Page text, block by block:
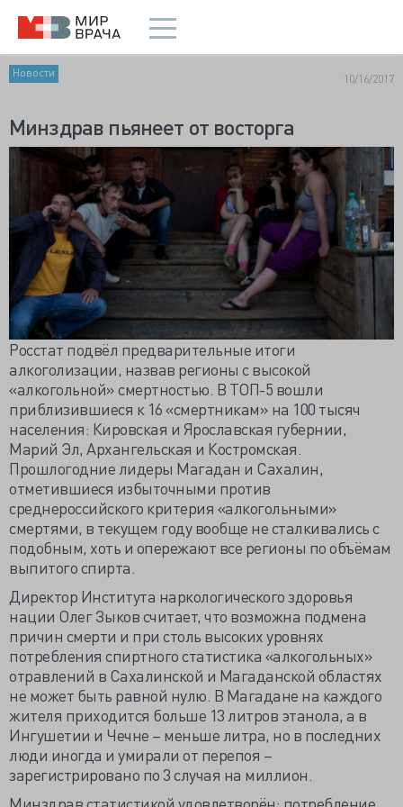
Новости 10/16/2017
Минздрав пьянеет от восторга
Росстат подвёл предварительные итоги
алкоголизации, назвав регионы с высокой
«алкогольной» смертностью. В ТОП-5 вошли
приблизившиеся к 16 «смертникам» на 100 тысяч
населения: Кировская и Ярославская губернии,
Марий Эл, Архангельская и Костромская.
Прошлогодние лидеры Магадан и Сахалин,
отметившиеся избыточными против
среднероссийского критерия «алкогольными»
смертями, в текущем году вообще не сталкивались с
подобным, хоть и опережают все регионы по объёмам
выпитого спирта.
Директор Института наркологического здоровья
нации Олег Зыков считает, что возможна подмена
причин смерти и при столь высоких уровнях
потребления спиртного статистика «алкогольных»
отравлений в Сахалинской и Магаданской областях
не может быть равной нулю. В Магадане на каждого
жителя приходится больше 13 литров этанола, а в
Ингушетии и Чечне – меньше литра, но в последних
люди иногда и умирали от перепоя –
зарегистрировано по 3 случая на миллион.